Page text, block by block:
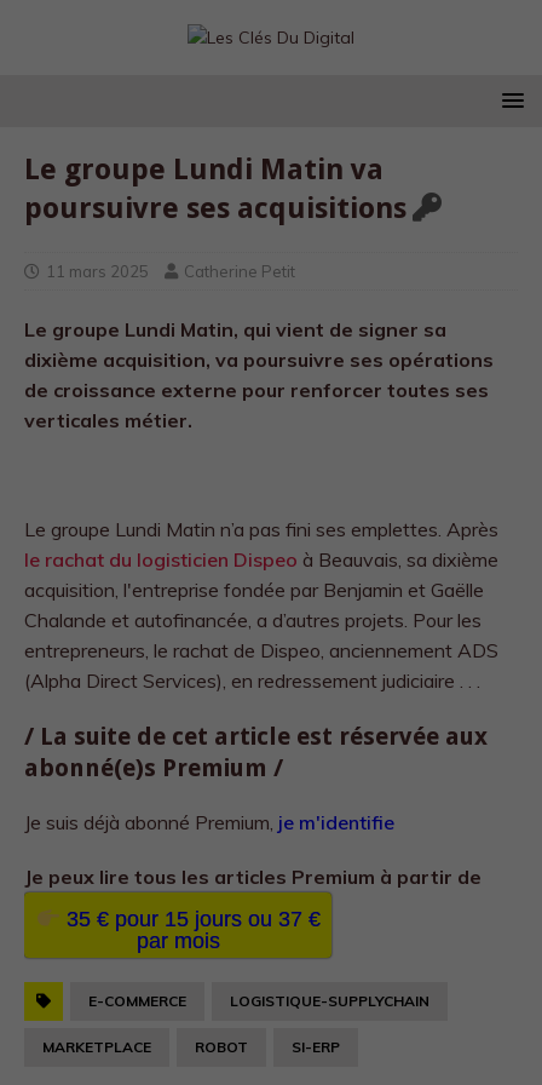
Le groupe Lundi Matin va
poursuivre ses acquisitions
11 mars 2025 Catherine Petit
Le groupe Lundi Matin, qui vient de signer sa
dixième acquisition, va poursuivre ses opérations
de croissance externe pour renforcer toutes ses
verticales métier.
Le groupe Lundi Matin n’a pas fini ses emplettes. Après
le rachat du logisticien Dispeo à Beauvais, sa dixième
acquisition, l'entreprise fondée par Benjamin et Gaëlle
Chalande et autofinancée, a d’autres projets. Pour les
entrepreneurs, le rachat de Dispeo, anciennement ADS
(Alpha Direct Services), en redressement judiciaire . . .
/ La suite de cet article est réservée aux
abonné(e)s Premium /
Je suis déjà abonné Premium, je m'identifie
Je peux lire tous les articles Premium à partir de
35 € pour 15 jours ou 37 €
par mois
E-COMMERCE LOGISTIQUE-SUPPLYCHAIN
MARKETPLACE ROBOT SI-ERP